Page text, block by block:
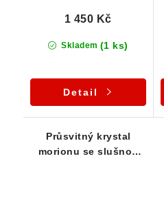
Skladem (1 ks)
1 450 Kč
Detail
Průsvitný krystal
morionu se slušnou